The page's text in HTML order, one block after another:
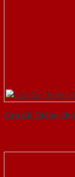
Cửa Gỗ Chống